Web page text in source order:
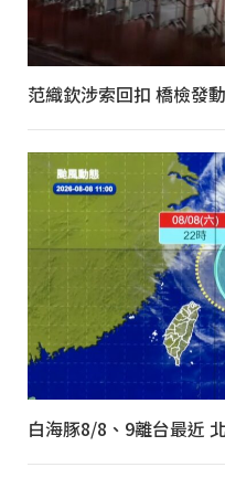
范織欽涉索回扣 橋檢發
白海豚8/8、9離台最近